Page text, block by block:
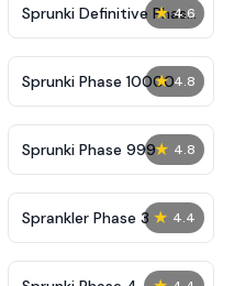
★ 4.6
Sprunki Definitive Phase
7
★ 4.8
Sprunki Phase 10000
★ 4.8
Sprunki Phase 999
★ 4.4
Sprankler Phase 3